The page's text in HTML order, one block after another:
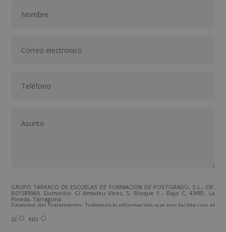
GRUPO TARRACO DE ESCUELAS DE FORMACIÓN DE POSTGRADO, S.L., CIF:
B01589969, Domicilio: C/ Amadeu Vives, 5, Bloque 1 - Bajo C, 43481, La
Pineda, Tarragona.
Finalidad del Tratamiento: Tratamos la información que nos facilita con el
los productos ofrecidos y otros tipo de productos que fueran de su
interés.
SÍ NO